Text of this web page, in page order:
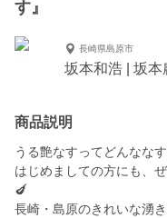
す』
長崎県島原市
坂本和浩 | 坂本
商品説明
うる艶なすってどんななす
はじめましての方にも、
🍆
長崎・島原のきれいな湧